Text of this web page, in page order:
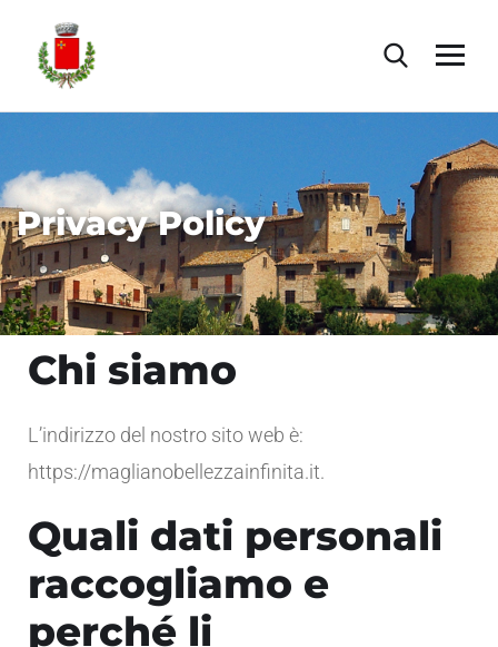
Privacy Policy
Chi siamo
L’indirizzo del nostro sito web è:
https://maglianobellezzainfinita.it.
Quali dati personali
raccogliamo e
perché li